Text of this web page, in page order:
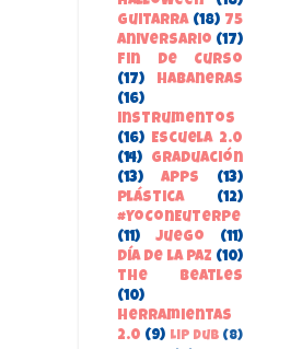
guitarra (18) 75
aniversario (17)
Fin de Curso
(17)
habaneras
(16)
instrumentos
(16) Escuela 2.0
(14)
Graduación
(13)
apps
(13)
Plástica
(12)
#YoConEuterpe
(11)
juego
(11)
Día de la Paz (10)
the beatles
(10)
herramientas
2.0 (9) Lip Dub (8)